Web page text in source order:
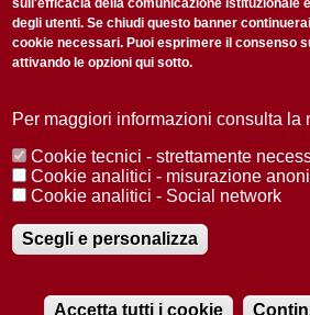
Accetto laPrivacy Policy
Redazione Copyright Privacy
Area
© 2025 Università di Padova
Registrazione presso il Tribunale di Padova n.
2012
sull'efficacia della comunicazione istituzionale
degli utenti. Se chiudi questo banner
cookie necessari. Puoi esprimere il consenso
attivando le opzioni qui sotto.
Per maggiori informazioni consulta la
Cookie tecnici - strettamente
Cookie analitici - misurazione
Cookie analitici - Social network
Scegli e personalizza
Accetta tutti i cookie